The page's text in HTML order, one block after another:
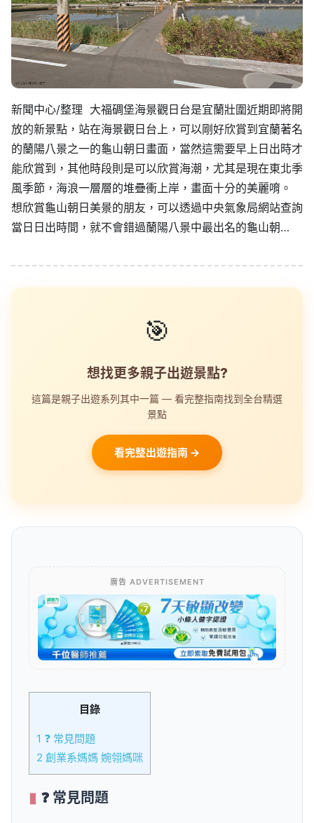
新聞中心/整理 大福碉堡海景觀日台是宜蘭壯圍近期即將開
放的新景點，站在海景觀日台上，可以剛好欣賞到宜蘭著名
的蘭陽八景之一的龜山朝日畫面，當然這需要早上日出時才
能欣賞到，其他時段則是可以欣賞海潮，尤其是現在東北季
風季節，海浪一層層的堆疊衝上岸，畫面十分的美麗唷。
想欣賞龜山朝日美景的朋友，可以透過中央氣象局網站查詢
當日日出時間，就不會錯過蘭陽八景中最出名的龜山朝…
🎯
想找更多親子出遊景點?
這篇是親子出遊系列其中一篇 — 看完整指南找到全台精選
景點
看完整出遊指南 →
廣告 ADVERTISEMENT
目錄
1 ❓ 常見問題
2 創業系媽媽 婉翎媽咪
❓ 常見問題